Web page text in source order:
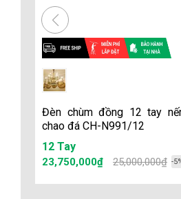
Đèn chùm đồng 12 tay
chao đá CH-N991/12
12 Tay
23,750,000₫ 25,000,000₫ -